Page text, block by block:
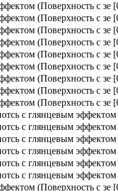
(Поверхность с зе
(Поверхность с зе
(Поверхность с зе
(Поверхность с зе
(Поверхность с зе
(Поверхность с зе
(Поверхность с зе
(Поверхность с зе
(Поверхность с зе
с глянцевым эффектом
с глянцевым эффектом
с глянцевым эффектом
с глянцевым эффектом
с глянцевым эффектом
с глянцевым эффектом
(Поверхность с зе